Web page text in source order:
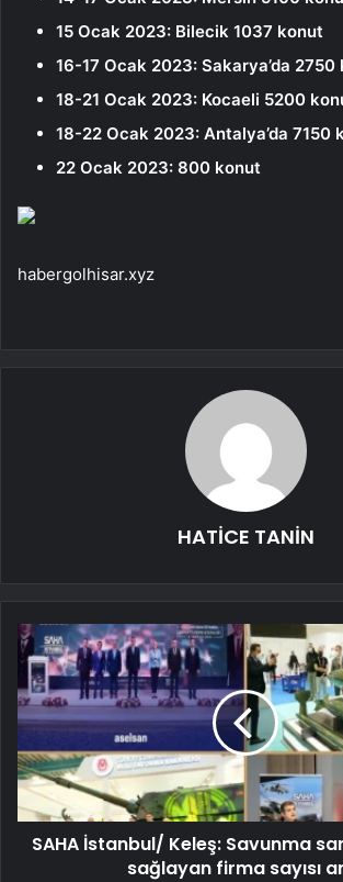
15 Ocak 2023: Bilecik 1037 konut
16-17 Ocak 2023: Sakarya’da 2750
18-21 Ocak 2023: Kocaeli 5200
18-22 Ocak 2023: Antalya’da 7150
22 Ocak 2023: 800 konut
habergolhisar.xyz
HATİCE TANİN
SAHA İstanbul/ Keleş: Savunma
sağlayan firma sayısı